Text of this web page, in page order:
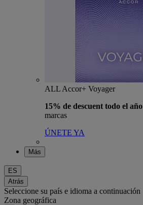
ALL Accor+ Voyager
15% de descuent todo el año
marcas
ÚNETE YA
Más
ES
Atrás
Seleccione su país e idioma a continuación
Zona geográfica